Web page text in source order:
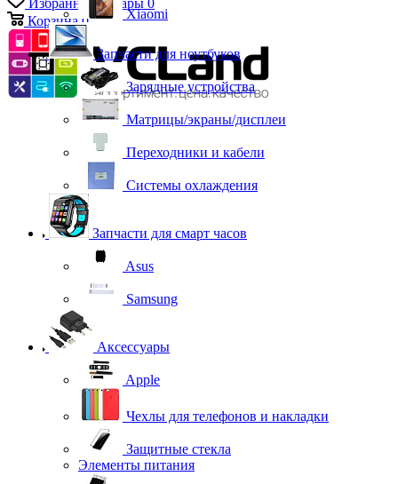
Избранные товары 0
Корзина 0 Xiaomi
Запчасти для ноутбуков
Зарядные устройства
Матрицы/экраны/дисплеи
Переходники и кабели
Системы охлаждения
Запчасти для смарт часов
Asus
Samsung
Аксессуары
Apple
Чехлы для телефонов и накладки
Защитные стекла
Элементы питания